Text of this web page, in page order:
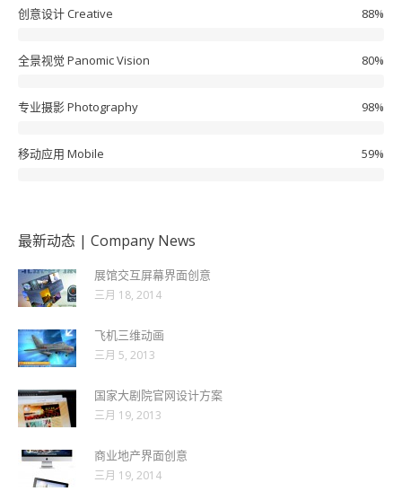
创意设计 Creative 88%
全景视觉 Panomic Vision 80%
专业摄影 Photography 98%
移动应用 Mobile 59%
最新动态 | Company News
展馆交互屏幕界面创意
三月 18, 2014
飞机三维动画
三月 5, 2013
国家大剧院官网设计方案
三月 19, 2013
商业地产界面创意
三月 19, 2014